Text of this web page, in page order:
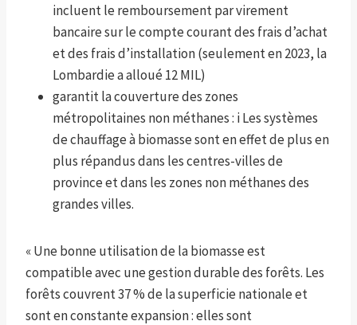
incluent le remboursement par virement
bancaire sur le compte courant des frais d’achat
et des frais d’installation (seulement en 2023, la
Lombardie a alloué 12 MIL)
garantit la couverture des zones
métropolitaines non méthanes : i Les systèmes
de chauffage à biomasse sont en effet de plus en
plus répandus dans les centres-villes de
province et dans les zones non méthanes des
grandes villes.
« Une bonne utilisation de la biomasse est
compatible avec une gestion durable des forêts. Les
forêts couvrent 37 % de la superficie nationale et
sont en constante expansion : elles sont